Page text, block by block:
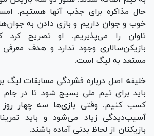
حال مذاکره برای جذب آنها هستیم.
خوب و جوان داریم و بازی دادن به
تاوان را می‌پذیریم. او تصریح
بازیکن‌سالاری وجود ندارد و هدف معرفی
مستعد به لیگ است.
خلیفه اصل درباره فشردگی مسابقات لیگ
باید برای تیم ملی بسیج شود تا در جام
کسب کنیم. وقتی بازی‌ها سه چهار روز
آسیب‌دیدگی زیاد می‌شود و باید
بازیکنان از لحاظ بدنی آماده باشند.